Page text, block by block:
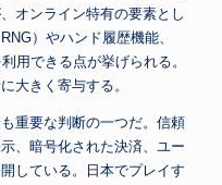
オンライン特有の要素とし
）やハンド履歴機能、
用できる点が挙げられる。
大きく寄与する。
重要な判断の一つだ。信頼
、暗号化された決済、ユー
している。日本でプレイす